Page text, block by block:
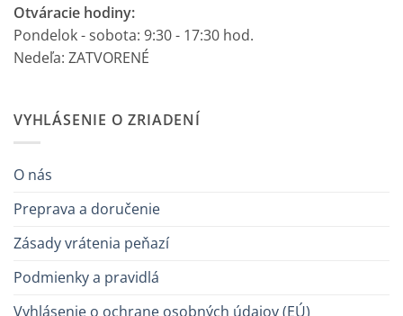
Otváracie hodiny:
Pondelok - sobota: 9:30 - 17:30 hod.
Nedeľa: ZATVORENÉ
VYHLÁSENIE O ZRIADENÍ
O nás
Preprava a doručenie
Zásady vrátenia peňazí
Podmienky a pravidlá
Vyhlásenie o ochrane osobných údajov (EÚ)